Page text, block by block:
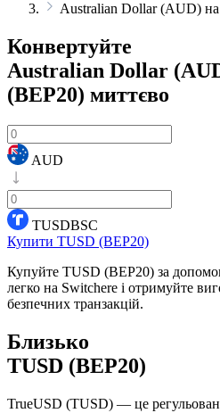
Australian Dollar (AUD)
Конвертуйте
Australian Dollar
(BEP20) миттєво
AUD
TUSDBSC
Купити TUSD (BEP20)
Купуйте TUSD (BEP20) за
легко на Switchere і отримуйте
безпечних транзакцій.
Близько
TUSD (BEP20)
TrueUSD (TUSD) — це